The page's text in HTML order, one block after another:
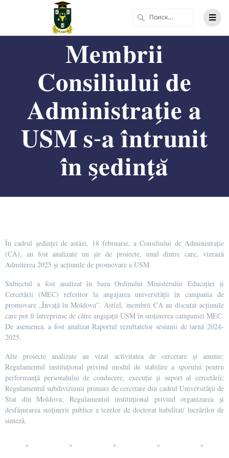
𝐌𝐞𝐦𝐛𝐫𝐢𝐢
𝐂𝐨𝐧𝐬𝐢𝐥𝐢𝐮𝐥𝐮𝐢 𝐝𝐞
𝐀𝐝𝐦𝐢𝐧𝐢𝐬𝐭𝐫𝐚𝐭̗𝐢𝐞 𝐚
𝐔𝐒𝐌 𝐬-𝐚 𝐢̂𝐧𝐭𝐫𝐮𝐧𝐢𝐭
𝐢̂𝐧 𝐬̗𝐞𝐝𝐢𝐧𝐭̗𝐚̆
În cadrul ședinței de astăzi, 18 februarie, a Consiliului de Administrație
(CA), au fost analizate un șir de proiecte, unul dintre care, vizează
Admiterea 2025 și acțiunile de promovare a USM.
Subiectul a fost analizat în baza Ordinului Ministerului Educației și
Cercetării (MEC) referitor la angajarea universității în campania de
promovare „Învață în Moldova”. Astfel, membrii CA au discutat acțiunile
care pot fi întreprinse de către angajații USM în susținerea campaniei MEC.
De asemenea, a fost analizat Raportul rezultatelor sesiunii de iarnă 2024-
2025.
Alte proiecte analizate au vizat activitatea de cercetare și anume:
Regulamentul instituțional privind modul de stabilire a sporului pentru
performanță personalului de conducere, execuție și suport al cercetării;
Regulamentul subdiviziunii primare de cercetare din cadrul Universităţii de
Stat din Moldova; Regulamentul instituţional privind organizarea și
desfășurarea susținerii publice a tezelor de doctorat habilitat/ lucrărilor de
sinteză.